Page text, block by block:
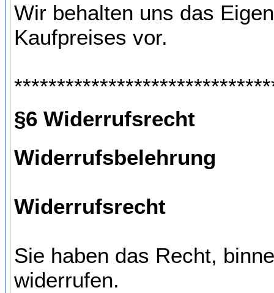
Wir behalten uns das
Kaufpreises vor.
§6 Widerrufsrecht
Widerrufsbelehrung
Widerrufsrecht
Sie haben das Recht,
widerrufen.